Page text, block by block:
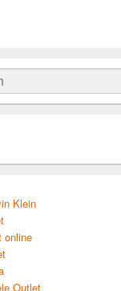
Klein
online
Outlet